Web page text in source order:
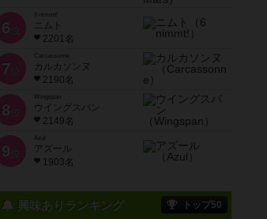
6 位
ニムト
2201名
7 位
Carcassonne
カルカソンヌ
2190名
8 位
Wingspan
ウイングスパン
2149名
9 位
Azul
アズール
1903名
興味ありランキング トップ50